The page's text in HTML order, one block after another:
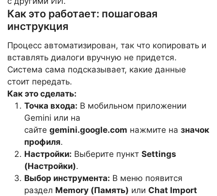
Как это работает: пошаговая
инструкция
Процесс автоматизирован, так что копировать и
вставлять диалоги вручную не придется.
Система сама подсказывает, какие данные
стоит передать.
Как это сделать:
Точка входа: В мобильном приложении
Gemini или на
сайте gemini.google.com нажмите на значок
профиля.
Настройки: Выберите пункт Settings
(Настройки).
Выбор инструмента: В меню появится
раздел Memory (Память) или Chat Import